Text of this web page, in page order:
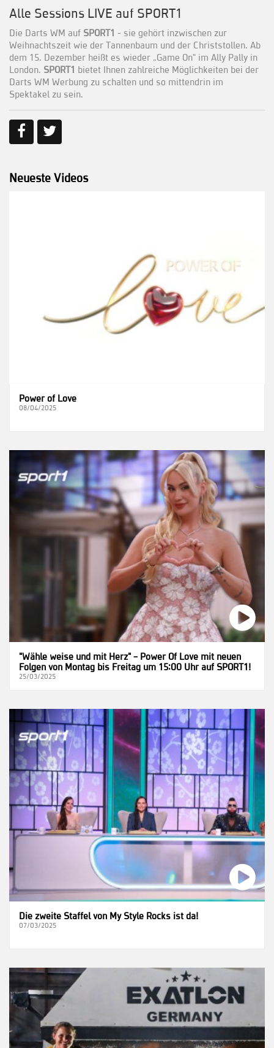
Alle Sessions LIVE auf SPORT1
Die Darts WM auf SPORT1 - sie gehört inzwischen zur
Weihnachtszeit wie der Tannenbaum und der Christstollen. Ab
dem 15. Dezember heißt es wieder „Game On" im Ally Pally in
London. SPORT1 bietet Ihnen zahlreiche Möglichkeiten bei der
Darts WM Werbung zu schalten und so mittendrin im
Spektakel zu sein.
Neueste Videos
Power of Love
08/04/2025
"Wähle weise und mit Herz" – Power Of Love mit neuen
Folgen von Montag bis Freitag um 15:00 Uhr auf SPORT1!
25/03/2025
Die zweite Staffel von My Style Rocks ist da!
07/03/2025